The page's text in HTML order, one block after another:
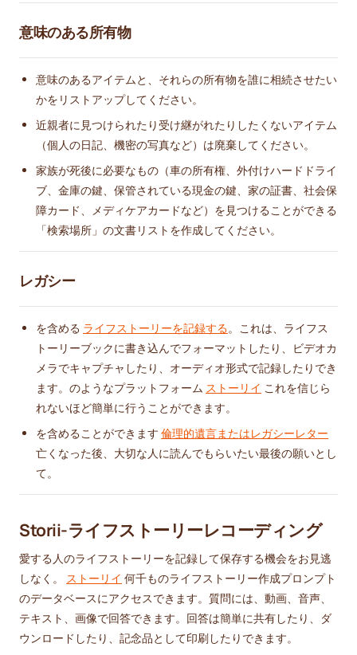
意味のある所有物
意味のあるアイテムと、それらの所有物を誰に相続させたい
かをリストアップしてください。
近親者に見つけられたり受け継がれたりしたくないアイテム
（個人の日記、機密の写真など）は廃棄してください。
家族が死後に必要なもの（車の所有権、外付けハードドライ
ブ、金庫の鍵、保管されている現金の鍵、家の証書、社会保
障カード、メディケアカードなど）を見つけることができる
「検索場所」の文書リストを作成してください。
レガシー
を含める ライフストーリーを記録する。これは、ライフス
トーリーブックに書き込んでフォーマットしたり、ビデオカ
メラでキャプチャしたり、オーディオ形式で記録したりでき
ます。のようなプラットフォーム ストーリイ これを信じら
れないほど簡単に行うことができます。
を含めることができます 倫理的遺言またはレガシーレター
亡くなった後、大切な人に読んでもらいたい最後の願いとし
て。
Storii-ライフストーリーレコーディング
愛する人のライフストーリーを記録して保存する機会をお見逃
しなく。 ストーリイ 何千ものライフストーリー作成プロンプト
のデータベースにアクセスできます。質問には、動画、音声、
テキスト、画像で回答できます。回答は簡単に共有したり、ダ
ウンロードしたり、記念品として印刷したりできます。